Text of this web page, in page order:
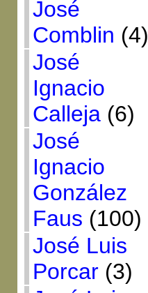
José
Comblin (4)
José
Ignacio
Calleja(6)
José
Ignacio
González
Faus (100)
José Luis
Porcar(3)